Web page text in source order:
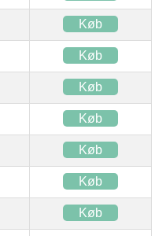
Køb
Køb
Køb
Køb
Køb
Køb
Køb